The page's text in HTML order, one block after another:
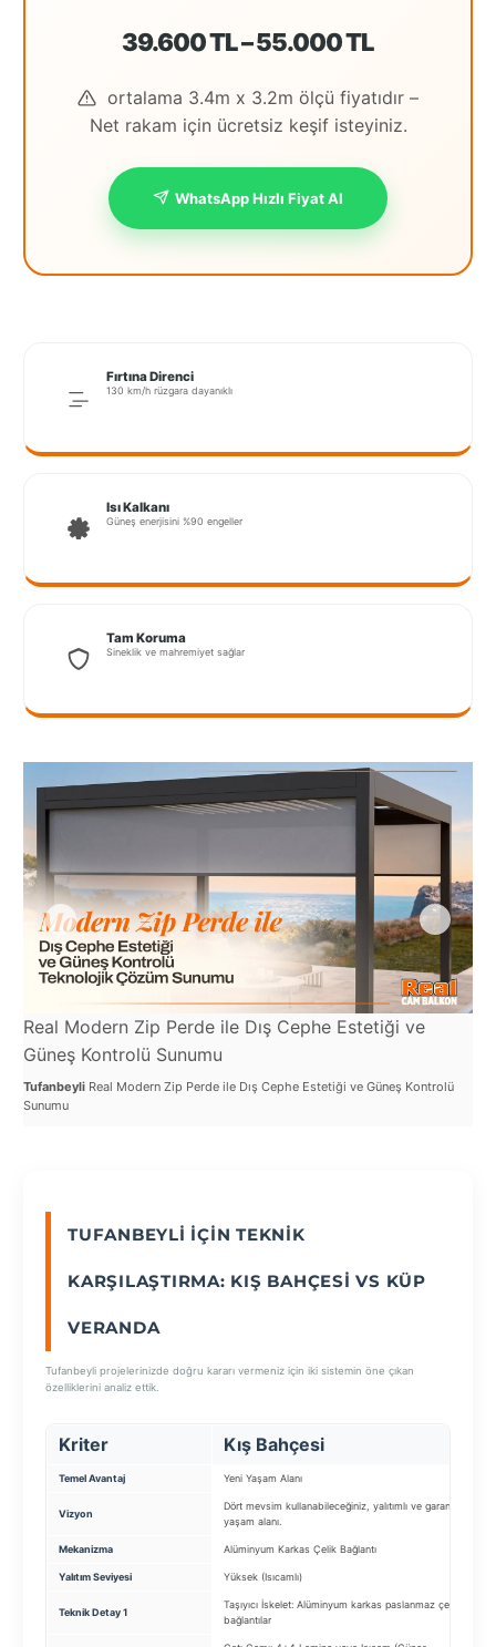
39.600 TL – 55.000 TL
ortalama 3.4m x 3.2m ölçü fiyatıdır –
Net rakam için ücretsiz keşif isteyiniz.
WhatsApp Hızlı Fiyat Al
Fırtına Direnci
130 km/h rüzgara dayanıklı
Isı Kalkanı
Güneş enerjisini %90 engeller
Tam Koruma
Sineklik ve mahremiyet sağlar
Real Modern Zip Perde ile Dış Cephe Estetiği ve
Güneş Kontrolü Sunumu
Tufanbeyli Real Modern Zip Perde ile Dış Cephe Estetiği ve Güneş Kontrolü
Sunumu
TUFANBEYLI İÇIN TEKNIK
KARŞILAŞTIRMA: KIŞ BAHÇESI VS KÜP
VERANDA
Tufanbeyli projelerinizde doğru kararı vermeniz için iki sistemin öne çıkan
özelliklerini analiz ettik.
Kriter Kış Bahçesi
Temel Avantaj Yeni Yaşam Alanı
Vizyon
Dört mevsim kullanabileceğiniz, yalıtımlı ve garantili
yaşam alanı.
Mekanizma Alüminyum Karkas Çelik Bağlantı
Yalıtım Seviyesi Yüksek (Isıcamlı)
Teknik Detay 1
Taşıyıcı İskelet: Alüminyum karkas paslanmaz çelik
bağlantılar
Houston
İstanbul
Anadolu
İstanbul
Kırklareli
Manisa
Port
Sakarya
Sivas
switzerland
Tilburg
Van
Yalova
SEÇ